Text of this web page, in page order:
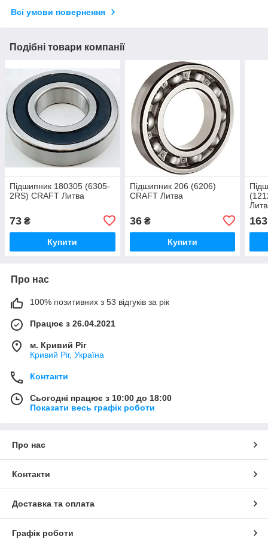
Всі умови повернення
Подібні товари компанії
Підшипник 180305 (6305-
2RS) CRAFT Литва
73 ₴
Купити
Підшипник 206 (6206)
CRAFT Литва
36₴
Купити
163
Про нас
100% позитивних з 53 відгуків за рік
Працює з 26.04.2021
м. Кривий Ріг
Кривий Ріг, Україна
Контакти
Сьогодні працює з 10:00 до 18:00
Показати весь графік роботи
Про нас
Контакти
Доставка та оплата
Графік роботи